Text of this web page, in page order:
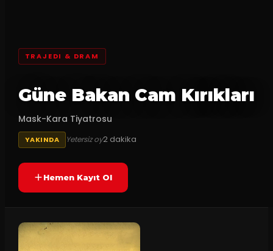
TRAJEDI & DRAM
Güne Bakan Cam Kırıkları
Mask-Kara Tiyatrosu
YAKINDA Yetersiz oy2 dakika
Hemen Kayıt Ol